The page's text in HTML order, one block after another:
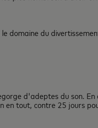
domaine du
d'adeptes du son.
en tout, contre 25 jours